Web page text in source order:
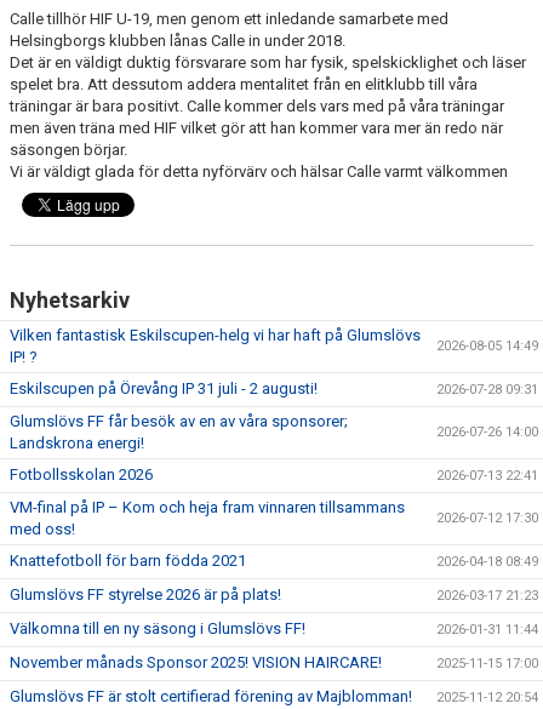
Calle tillhör HIF U-19, men genom ett inledande samarbete med
Helsingborgs klubben lånas Calle in under 2018.
Det är en väldigt duktig försvarare som har fysik, spelskicklighet och läser
spelet bra. Att dessutom addera mentalitet från en elitklubb till våra
träningar är bara positivt. Calle kommer dels vars med på våra träningar
men även träna med HIF vilket gör att han kommer vara mer än redo när
säsongen börjar.
Vi är väldigt glada för detta nyförvärv och hälsar Calle varmt välkommen
Nyhetsarkiv
Vilken fantastisk Eskilscupen-helg vi har haft på Glumslövs
IP! ?
2026-08-05 14:49
Eskilscupen på Örevång IP 31 juli - 2 augusti! 2026-07-28 09:31
Glumslövs FF får besök av en av våra sponsorer;
Landskrona energi!
2026-07-26 14:00
Fotbollsskolan 2026 2026-07-13 22:41
VM-final på IP – Kom och heja fram vinnaren tillsammans
med oss!
2026-07-12 17:30
Knattefotboll för barn födda 2021 2026-04-18 08:49
Glumslövs FF styrelse 2026 är på plats! 2026-03-17 21:23
Välkomna till en ny säsong i Glumslövs FF! 2026-01-31 11:44
November månads Sponsor 2025! VISION HAIRCARE! 2025-11-15 17:00
Glumslövs FF är stolt certifierad förening av Majblomman! 2025-11-12 20:54